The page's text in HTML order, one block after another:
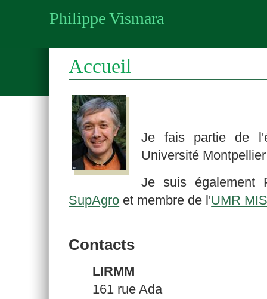
Philippe Vismara
Accueil
Je fais partie de
Université
Je suis également
SupAgro et membre de l'UMR
Contacts
LIRMM
161 rue Ada